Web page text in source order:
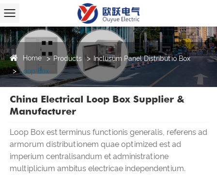
Home Products
Inclusum Panel Distributio Box
Loop Box
China Electrical Loop Box Supplier &
Manufacturer
Loop Box est terminus functionis generalis, referens ad
armorum distributionem quae optimized est ad
imperium centralisandum et administratione
multiplicium ambitus electricae independentium.